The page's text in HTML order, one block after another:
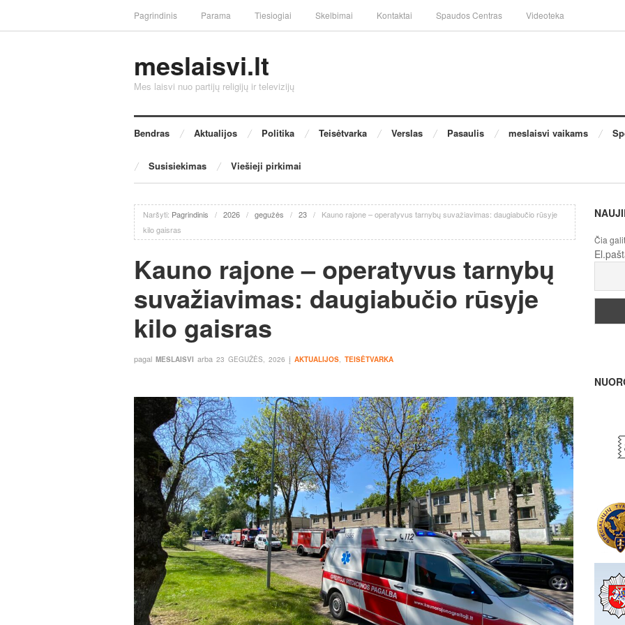
Pagrindinis Parama Tiesiogiai Skelbimai Kontaktai Spaudos Centras Videoteka
meslaisvi.lt
Mes laisvi nuo partijų religijų ir televizijų
Bendras Aktualijos Politika Teisėtvarka Verslas Pasaulis meslaisvi vaikams
Susisiekimas Viešieji pirkimai
Naršyti: Pagrindinis / 2026 / gegužės / 23 /
Kauno rajone – operatyvus tarnybų suvažiavimas: daugiabučio rūsyje
kilo gaisras
Kauno rajone – operatyvus tarnybų
suvažiavimas: daugiabučio rūsyje
kilo gaisras
pagal MESLAISVI arba 23 GEGUŽĖS, 2026 į AKTUALIJOS, TEISĖTVARKA
Čia